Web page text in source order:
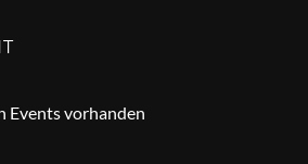
Events vorhanden